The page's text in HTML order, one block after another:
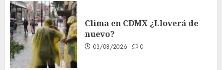
Clima en CDMX ¿Lloverá de
nuevo?
03/08/2026 0